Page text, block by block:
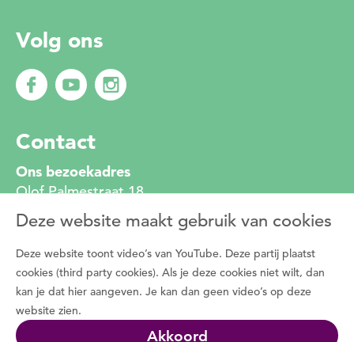
Deze website maakt gebruik van cookies
Deze website toont video’s van YouTube. Deze partij plaatst
cookies (third party cookies). Als je deze cookies niet wilt, dan
kan je dat hier aangeven. Je kan dan geen video’s op deze
website zien.
Akkoord
Volg ons
Contact
Ons bezoekadres
Olof Palmestraat 18
2616 LR Delft
010 272 2222
info@degroenemotorzh.nl
Wat is De Groene Motor
Duizenden vrijwilligers zetten zich dagelijks in
voor de natuur, het groen in de buurt en de